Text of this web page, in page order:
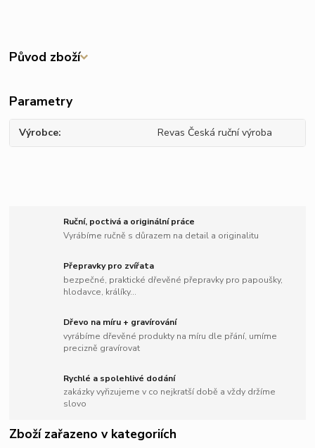
Původ zboží
Parametry
Výrobce Revas Česká ruční výroba
Ruční, poctivá a originální práce
Vyrábíme ručně s důrazem na detail a originalitu
Přepravky pro zvířata
bezpečné, praktické dřevěné přepravky pro papoušky,
hlodavce, králíky...
Dřevo na míru + gravírování
vyrábíme dřevěné produkty na míru dle přání, umíme
precizně gravírovat
Rychlé a spolehlivé dodání
zakázky vyřizujeme v co nejkratší době a vždy držíme
slovo
Zboží zařazeno v kategoriích